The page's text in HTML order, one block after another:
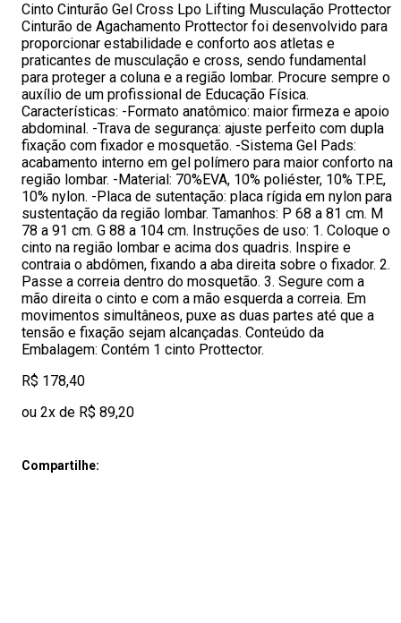
Cinto Cinturão Gel Cross Lpo Lifting Musculação Prottector
Cinturão de Agachamento Prottector foi desenvolvido para
proporcionar estabilidade e conforto aos atletas e
praticantes de musculação e cross, sendo fundamental
para proteger a coluna e a região lombar. Procure sempre o
auxílio de um profissional de Educação Física.
Características: -Formato anatômico: maior firmeza e apoio
abdominal. -Trava de segurança: ajuste perfeito com dupla
fixação com fixador e mosquetão. -Sistema Gel Pads:
acabamento interno em gel polímero para maior conforto na
região lombar. -Material: 70%EVA, 10% poliéster, 10% T.P.E,
10% nylon. -Placa de sutentação: placa rígida em nylon para
sustentação da região lombar. Tamanhos: P 68 a 81 cm. M
78 a 91 cm. G 88 a 104 cm. Instruções de uso: 1. Coloque o
cinto na região lombar e acima dos quadris. Inspire e
contraia o abdômen, fixando a aba direita sobre o fixador. 2.
Passe a correia dentro do mosquetão. 3. Segure com a
mão direita o cinto e com a mão esquerda a correia. Em
movimentos simultâneos, puxe as duas partes até que a
tensão e fixação sejam alcançadas. Conteúdo da
Embalagem: Contém 1 cinto Prottector.
R$ 178,40
ou 2x de R$ 89,20
Compartilhe: